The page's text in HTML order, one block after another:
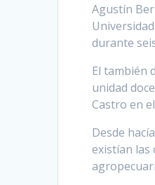
Agustín
durante
El también
unidad
Castro en
Desde
existían las